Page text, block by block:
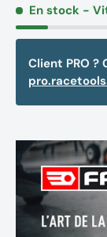
En stock -
Client PRO ?